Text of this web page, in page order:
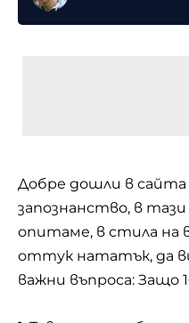
Добре дошли в сайта
запознанство, в
опитаме, в стила на
оттук нататък, да
важни въпроса: Защо